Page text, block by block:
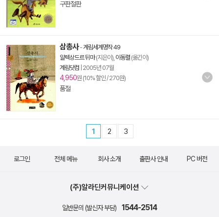
구판절판
삼총사-계림세계명작 49
알렉상드르 뒤마(지은이), 이동렬 (옮긴이)
계림닷컴 2005년 07월
4,950원 (10% 할인 / 270원)
품절
1 2 3
로그인 전체 메뉴 회사 소개 출판사 안내 PC 버전
(주)알라딘커뮤니케이션
일반문의 (발신자 부담) 1544-2514